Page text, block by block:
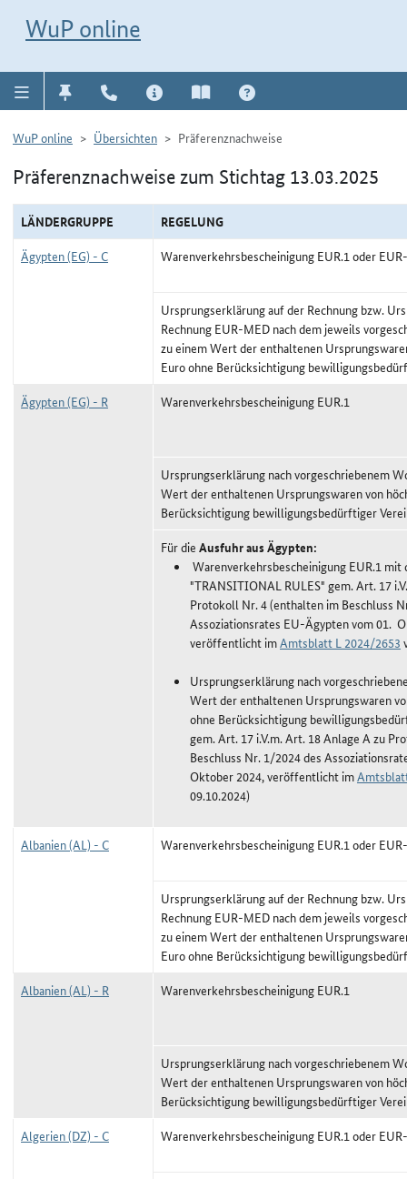
WuP online
WuP online Übersichten Präferenznachweise
Präferenznachweise zum Stichtag 13.03.2025
LÄNDERGRUPPE
REGELUNG
Ägypten (EG) - C
Warenverkehrsbescheinigung EUR.1 oder
Ursprungserklärung auf der Rechnung bzw.
Rechnung EUR-MED nach dem jeweils
zu einem Wert der enthaltenen
Euro ohne Berücksichtigung
Ägypten (EG) - R
Warenverkehrsbescheinigung EUR.1
Ursprungserklärung nach vorgeschriebenem
Wert der enthaltenen Ursprungswaren von
Berücksichtigung bewilligungsbedürftiger
Für die Ausfuhr aus Ägypten:
Warenverkehrsbescheinigung EUR.1 mit
"TRANSITIONAL RULES" gem. Art. 17
Protokoll Nr. 4 (enthalten im Beschluss
Assoziationsrates EU-Ägypten vom 01.
veröffentlicht imAmtsblatt L 2024/2653
Ursprungserklärung nach
Wert der enthaltenen Ursprungswaren
ohne Berücksichtigung
gem. Art. 17 i.V.m. Art. 18 Anlage A zu
Beschluss Nr. 1/2024 des
Oktober 2024, veröffentlicht im
09.10.2024)
Albanien (AL) - C Warenverkehrsbescheinigung EUR.1 oder
Ursprungserklärung auf der Rechnung bzw.
Rechnung EUR-MED nach dem jeweils
zu einem Wert der enthaltenen
Euro ohne Berücksichtigung
Albanien (AL) - R
Warenverkehrsbescheinigung EUR.1
Ursprungserklärung nach vorgeschriebenem
Wert der enthaltenen Ursprungswaren von
Berücksichtigung bewilligungsbedürftiger
Algerien (DZ) - C
Warenverkehrsbescheinigung EUR.1 oder